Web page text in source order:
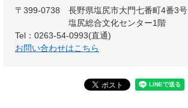
〒399-0738
長野県塩尻市大門七番町4番3号
塩尻総合文化センター1階
Tel：0263-54-0993(直通)
お問い合わせはこちら